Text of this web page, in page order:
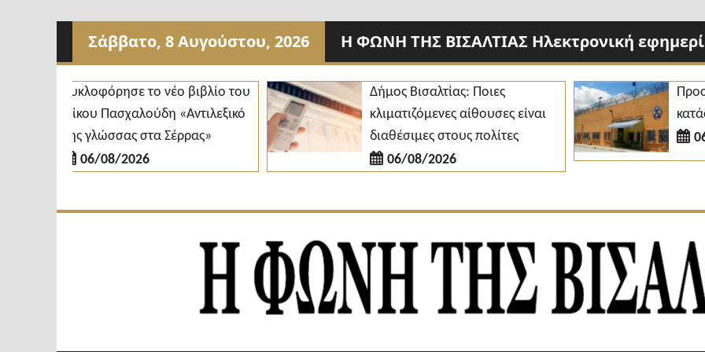
Προχωρήστε
Σάββατο, 8 Αυγούστου, 2026 Η ΦΩΝΗ ΤΗΣ ΒΙΣΑΛΤΙΑΣ Ηλεκτρονική
Κυκλοφόρησε το νέο βιβλίο του
Νίκου Πασχαλούδη «Αντιλεξικό
της γλώσσας στα Σέρρας»
06/08/2026
Δήμος Βισαλτίας: Ποιες
κλιματιζόμενες αίθουσες είναι
διαθέσιμες στους πολίτες
06/08/2026
κατάστημα
06/08/